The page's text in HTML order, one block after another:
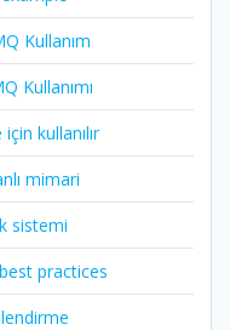
Kullanım
Kullanımı
kullanılır
mimari
sistemi
practices